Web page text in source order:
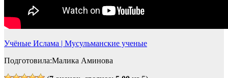
Учёные Ислама | Мусульманские ученые
Подготовила:Малика Аминова